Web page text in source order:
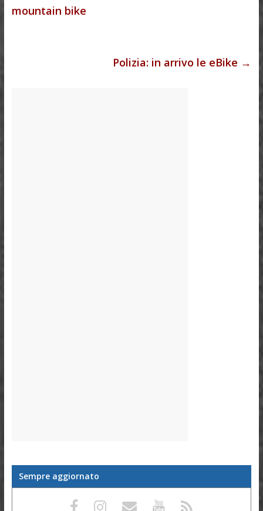
mountain bike
Polizia: in arrivo le eBike →
Sempre aggiornato